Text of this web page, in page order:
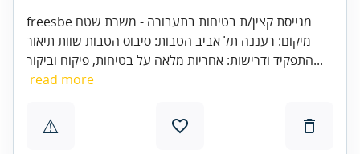
freesbe מגייסת קצין/ת בטיחות בתעבורה - משרת שטח
מיקום: רעננה תל אביב הטבות: סיבוס הטבות שוות תיאור
התפקיד ודרישות: אחריות מלאה על בטיחות, פיקוח וביקור...
read more
⚠